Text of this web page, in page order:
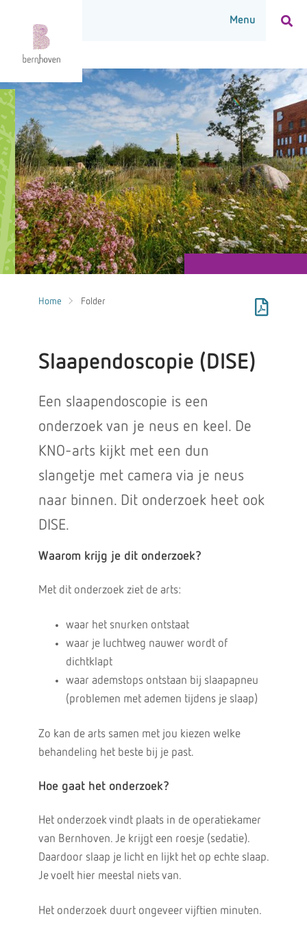
Home Folder
Slaapendoscopie (DISE)
Een slaapendoscopie is een
onderzoek van je neus en keel. De
KNO-arts kijkt met een dun
slangetje met camera via je neus
naar binnen. Dit onderzoek heet ook
DISE.
Waarom krijg je dit onderzoek?
Met dit onderzoek ziet de arts:
waar het snurken ontstaat
waar je luchtweg nauwer wordt of
dichtklapt
waar ademstops ontstaan bij slaapapneu
(problemen met ademen tijdens je slaap)
Zo kan de arts samen met jou kiezen welke
behandeling het beste bij je past.
Hoe gaat het onderzoek?
Het onderzoek vindt plaats in de operatiekamer
van Bernhoven. Je krijgt een roesje (sedatie).
Daardoor slaap je licht en lijkt het op echte slaap.
Je voelt hier meestal niets van.
Het onderzoek duurt ongeveer vijftien minuten.